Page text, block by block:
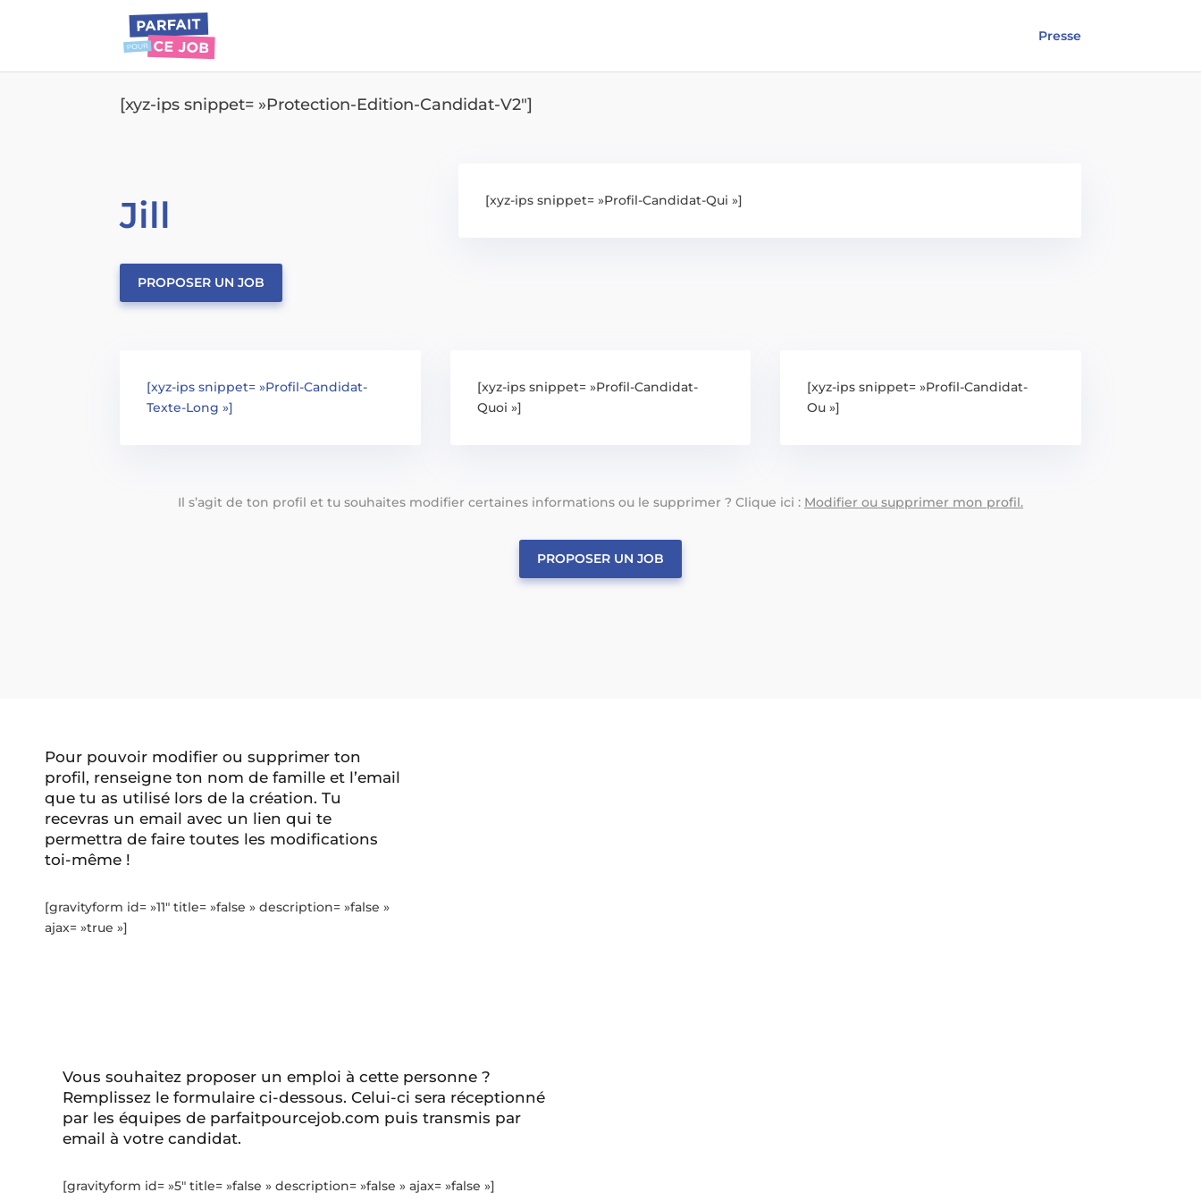
Presse
[xyz-ips snippet= »Protection-Edition-Candidat-V2″]
Jill
PROPOSER UN JOB
[xyz-ips snippet= »Profil-Candidat-Qui »]
[xyz-ips snippet= »Profil-Candidat-
Texte-Long »]
[xyz-ips snippet= »Profil-Candidat-
Quoi »]
[xyz-ips snippet= »Profil-Candidat-
Ou »]
Il s’agit de ton profil et tu souhaites modifier certaines informations ou le supprimer ? Clique ici : Modifier ou supprimer mon profil.
PROPOSER UN JOB
Pour pouvoir modifier ou supprimer ton
profil, renseigne ton nom de famille et l’email
que tu as utilisé lors de la création. Tu
recevras un email avec un lien qui te
permettra de faire toutes les modifications
toi-même !
[gravityform id= »11″ title= »false » description= »false »
ajax= »true »]
Vous souhaitez proposer un emploi à cette personne ?
Remplissez le formulaire ci-dessous. Celui-ci sera réceptionné
par les équipes de parfaitpourcejob.com puis transmis par
email à votre candidat.
[gravityform id= »5″ title= »false » description= »false » ajax= »false »]